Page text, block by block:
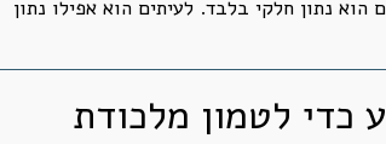
נתון חלקי בלבד. לעיתים הוא אפילו נתון